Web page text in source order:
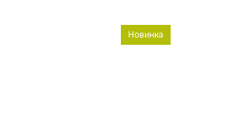
Новинка